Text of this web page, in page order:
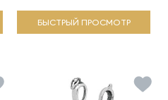
БЫСТРЫЙ ПРОСМОТР